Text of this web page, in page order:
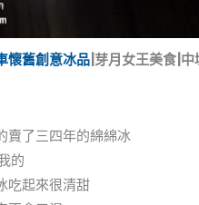
懷舊創意冰品 |芽月女王美食|
賣了三四年的綿綿冰
的
吃起來很清甜